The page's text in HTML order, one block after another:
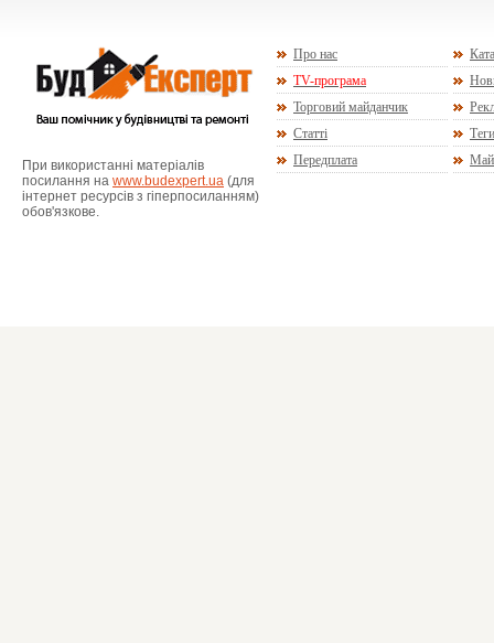
При використанні матеріалів
посилання на www.budexpert.ua (для
інтернет ресурсів з гіперпосиланням)
обов'язкове.
Про нас
TV-програма
Торговий майданчик
Статті
Теги
Передплата